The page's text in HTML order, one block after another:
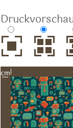
cm